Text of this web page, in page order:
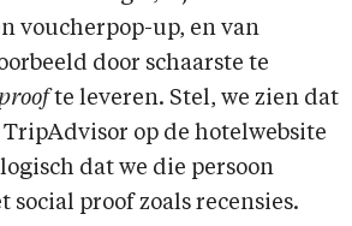
voucherpop-up, en van
door schaarste te
te leveren. Stel, we zien dat
TripAdvisor op de hotelwebsite
dat we die persoon
social proof zoals recensies.